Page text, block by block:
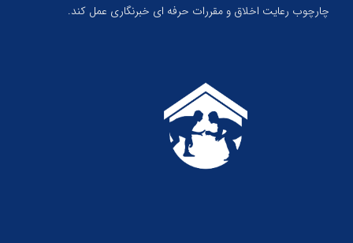
چارچوب رعایت اخلاق و مقررات حرفه ای خبرنگاری عمل کند.